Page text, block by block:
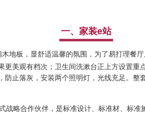
一、家装e站
地板，显舒适温馨的氛围， 为了易打理餐
更美观有档次；卫生间洗漱台正上方设置重
防止落灰，安装两个照明灯，光线充足。整
战略合作伙伴，是标准设计、标准材、标准